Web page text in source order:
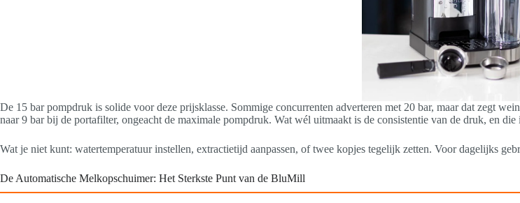
De 15 bar pompdruk is solide voor deze prijsklasse. Sommige concurrenten adverteren met 20 bar, maar dat zegt
naar 9 bar bij de portafilter, ongeacht de maximale pompdruk. Wat wél uitmaakt is de consistentie van de druk, en
Wat je niet kunt: watertemperatuur instellen, extractietijd aanpassen, of twee kopjes tegelijk zetten. Voor dagelijks
De Automatische Melkopschuimer: Het Sterkste Punt van de BluMill